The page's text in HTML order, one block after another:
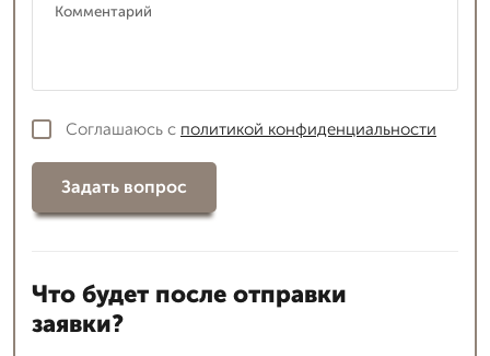
Соглашаюсь с политикой конфиденциальности
Задать вопрос
Что будет после отправки
заявки?